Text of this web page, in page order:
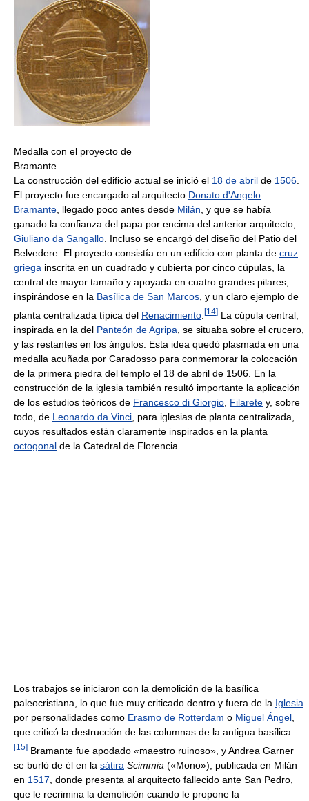
Medalla con el proyecto de
Bramante.
La construcción del edificio actual se inició el 18 de abril de 1506.
El proyecto fue encargado al arquitecto Donato d'Angelo
Bramante, llegado poco antes desde Milán, y que se había
ganado la confianza del papa por encima del anterior arquitecto,
Giuliano da Sangallo. Incluso se encargó del diseño del Patio del
Belvedere. El proyecto consistía en un edificio con planta de cruz
griega inscrita en un cuadrado y cubierta por cinco cúpulas, la
central de mayor tamaño y apoyada en cuatro grandes pilares,
inspirándose en la Basílica de San Marcos, y un claro ejemplo de
planta centralizada típica del Renacimiento [14] La cúpula central,
inspirada en la del Panteón de Agripa , se situaba sobre el crucero,
y las restantes en los ángulos. Esta idea quedó plasmada en una
medalla acuñada por Caradosso para conmemorar la colocación
de la primera piedra del templo el 18 de abril de 1506. En la
construcción de la iglesia también resultó importante la aplicación
de los estudios teóricos de Francesco di Giorgio Filarete y, sobre
todo, de Leonardo da Vinci , para iglesias de planta centralizada,
cuyos resultados están claramente inspirados en la planta
octogonal de la Catedral de Florencia.
Los trabajos se iniciaron con la demolición de la basílica
paleocristiana, lo que fue muy criticado dentro y fuera de la Iglesia
por personalidades como Erasmo de Rotterdam o Miguel Ángel
que criticó la destrucción de las columnas de la antigua basílica.
[15] Bramante fue apodado «maestro ruinoso», y Andrea Garner
se burló de él en la sátira Scimmia («Mono»), publicada en Milán
en 1517 , donde presenta al arquitecto fallecido ante San Pedro,
que le recrimina la demolición cuando le propone la